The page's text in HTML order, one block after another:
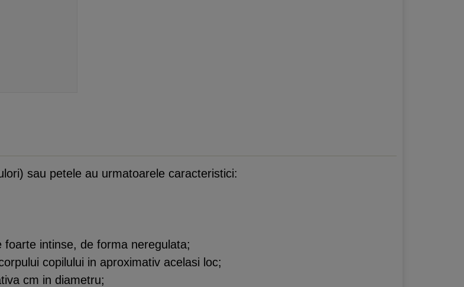
sau petele au urmatoarele caracteristici:
intinse, de forma neregulata;
copilului in aproximativ acelasi loc;
cm in diametru;